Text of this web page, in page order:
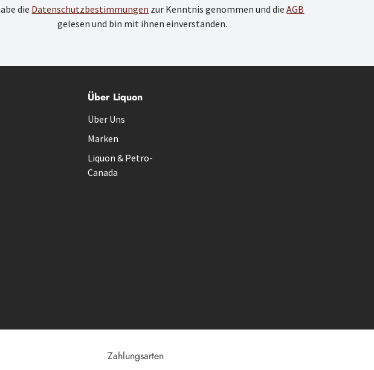
die Datenschutzbestimmungen zur Kenntnis genommen und dieAGB
gelesen und bin mit ihnen einverstanden.
Über Liquon
Über Uns
Marken
Liquon & Petro-
Canada
Zahlungsarten